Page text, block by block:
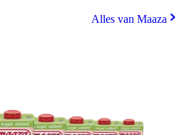
Alles van Maaza